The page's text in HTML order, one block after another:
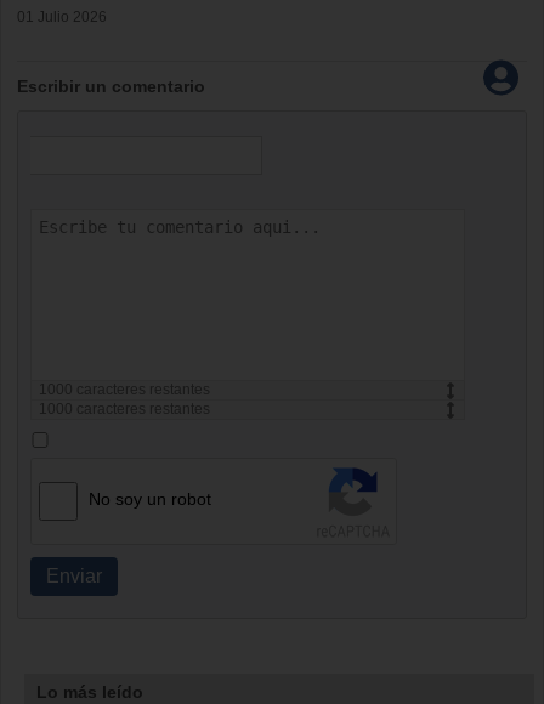
01 Julio 2026
Escribir un comentario
1000
caracteres restantes
1000
caracteres restantes
No soy un robot
Enviar
Lo más leído